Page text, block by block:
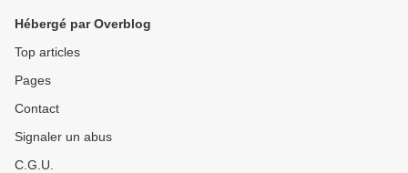
Hébergé par Overblog
Top articles
Pages
Contact
Signaler un abus
C.G.U.